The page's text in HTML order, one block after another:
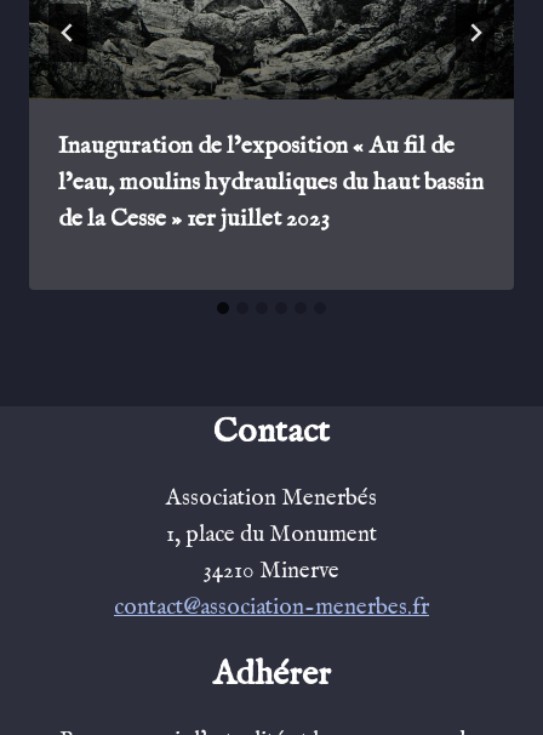
Inauguration de l’exposition « Au fil de
l’eau, moulins hydrauliques du haut bassin
de la Cesse » 1er juillet 2023
Contact
Association Menerbés
1, place du Monument
34210 Minerve
contact@association-menerbes.fr
Adhérer